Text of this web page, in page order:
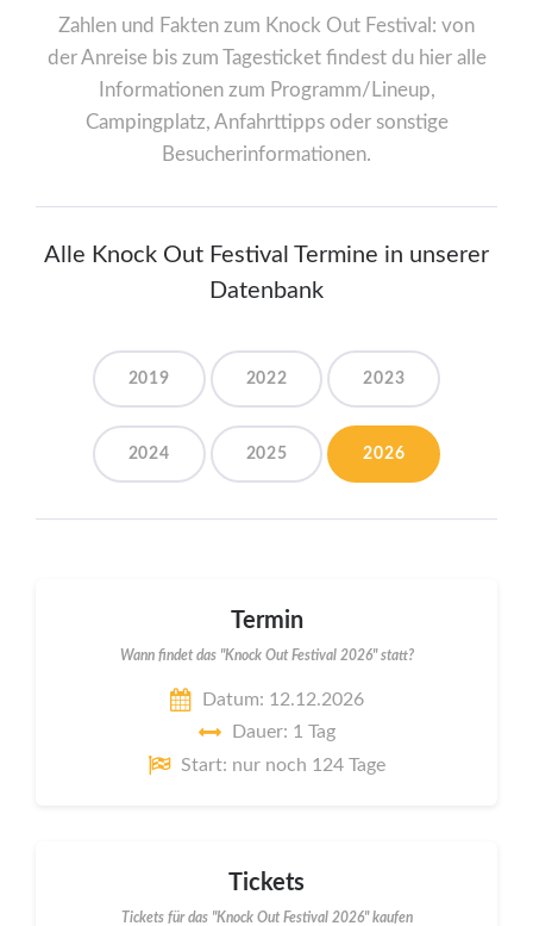
Zahlen und Fakten zum Knock Out Festival: von
der Anreise bis zum Tagesticket findest du hier alle
Informationen zum Programm/Lineup,
Campingplatz, Anfahrttipps oder sonstige
Besucherinformationen.
Alle Knock Out Festival Termine in unserer
Datenbank
2019 2022 2023
2024 2025 2026
Termin
Wann findet das "Knock Out Festival 2026" statt?
Datum: 12.12.2026
Dauer: 1 Tag
Start: nur noch 124 Tage
Tickets
Tickets für das "Knock Out Festival 2026" kaufen